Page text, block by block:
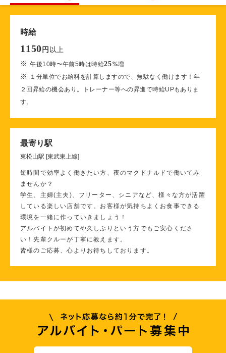
時給
1150 円 以上
※午後10時〜午前5時は時給25%増
※
１分単位でお給料を計算しますので、無駄なく働けます！年
２回昇給の機会あり。トレーナー等への昇進で時給UPもありま
す。
最寄り駅
東松山駅 [東武東上線]
短時間で効率よく働きたい方、夜のマクドナルドで働いてみ
ませんか？
学生、主婦(主夫)、フリーター、シニアなど、様々な方が活躍
している楽しい店舗です。お客様が気持ちよくお食事できる
環境を一緒に作っていきましょう！
アルバイトが初めてや久しぶりという方でもご安心くださ
い！先輩クルーが丁寧に教えます。
皆様のご応募、心よりお待ちしております。